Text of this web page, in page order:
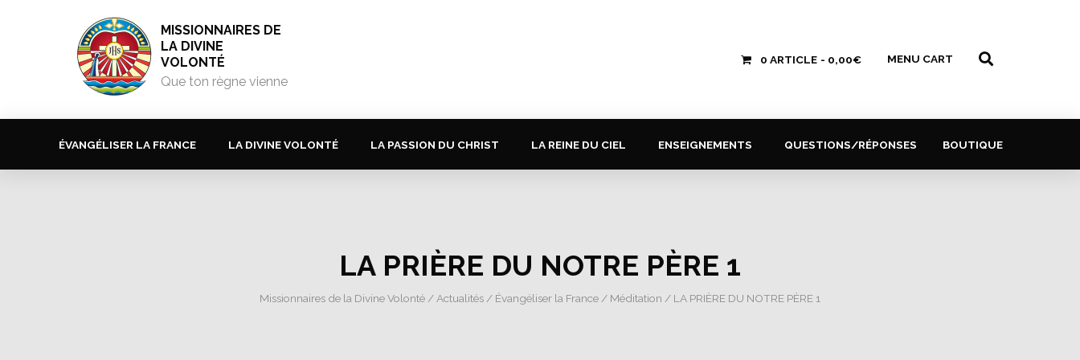
MISSIONNAIRES DE
LA DIVINE
VOLONTÉ
Que ton règne vienne
0 ARTICLE 0,00€ MENU CART
ÉVANGÉLISER LA FRANCE LA DIVINE VOLONTÉ LA PASSION DU CHRIST LA REINE DU CIEL ENSEIGNEMENTS QUESTIONS/RÉPONSES BOUTIQUE
LA PRIÈRE DU NOTRE PÈRE 1
Missionnaires de la Divine Volonté / Actualités / Évangéliser la France / Méditation / LA PRIÈRE DU NOTRE PÈRE 1